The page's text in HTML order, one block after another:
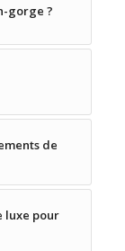
gorge ?
de
luxe pour